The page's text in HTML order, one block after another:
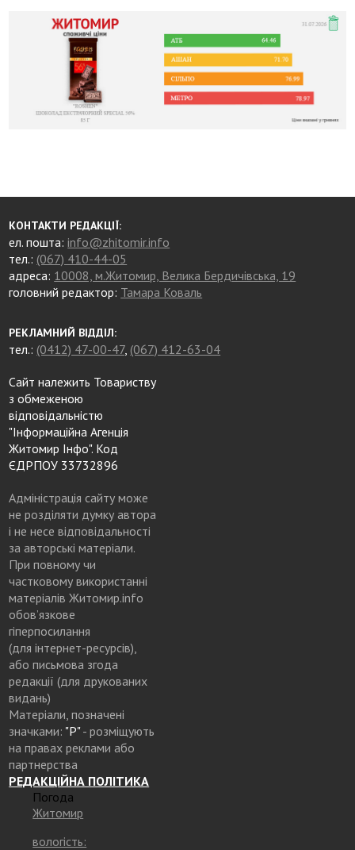
КОНТАКТИ РЕДАКЦІЇ:
ел. пошта:info@zhitomir.info
тел.: (067) 410-44-05
адреса: 10008, м.Житомир, Велика Бердичівська, 19
головний редактор: Тамара Коваль
РЕКЛАМНИЙ ВІДДІЛ:
тел.: (0412) 47-00-47, (067) 412-63-04
Сайт належить Товариству
з обмеженою
відповідальністю
"Інформаційна Агенція
Житомир Інфо". Код
ЄДРПОУ 33732896
Адміністрація сайту може
не розділяти думку автора
і не несе відповідальності
за авторські матеріали.
При повному чи
частковому використанні
матеріалів Житомир.info
обов’язкове
гіперпосилання
(для інтернет-ресурсів),
або письмова згода
редакції (для друкованих
видань)
Матеріали, позначені
значками: "Р"- розміщують
на правах реклами або
партнерства
РЕДАКЦІЙНА ПОЛІТИКА
Погода
Житомир
вологість: